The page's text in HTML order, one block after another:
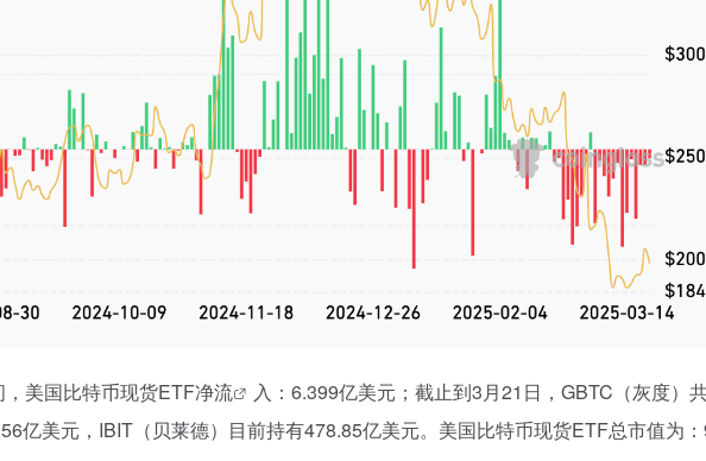
美国比特币现货ETF净流
入：6.399亿美元；截止到3月21日，GBTC（灰度）
亿美元，IBIT（贝莱德）目前持有478.85亿美元。美国比特币现货ETF总市值为